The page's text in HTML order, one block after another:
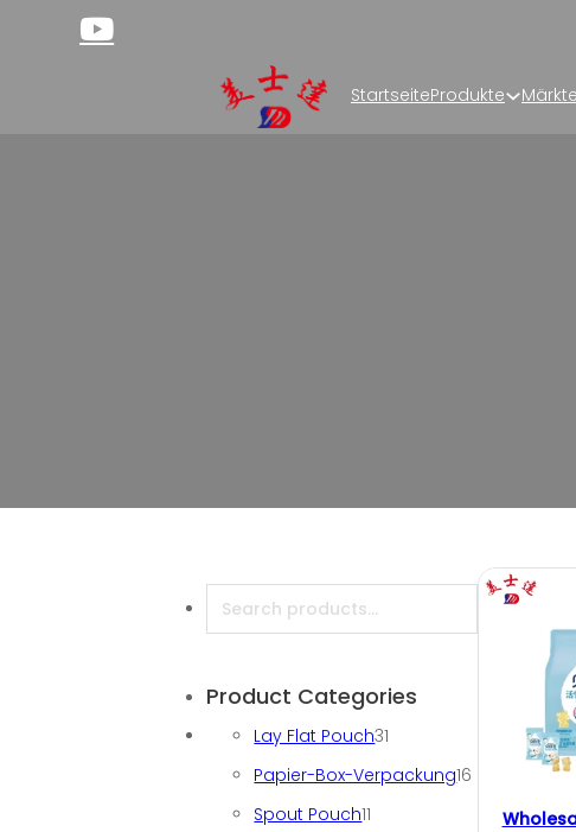
StartseiteProdukte Märkte
Custom
Choose our stand up zipper pouches for
Product Categories
Lay Flat Pouch31
Papier-Box-Verpackung16 16 Produkte
Spout Pouch11